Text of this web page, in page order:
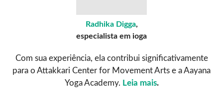
Radhika Digga,
especialista em ioga
Com sua experiência, ela contribui significativamente
para o Attakkari Center for Movement Arts e a Aayana
Yoga Academy. Leia mais.